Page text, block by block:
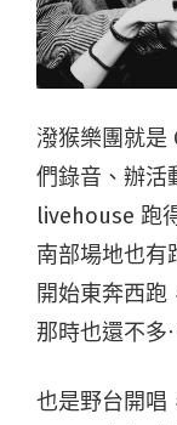
潑猴樂團就是
們錄音、辦活
livehouse 跑
南部場地也有
開始東奔西
那時也還不
也是野台開唱